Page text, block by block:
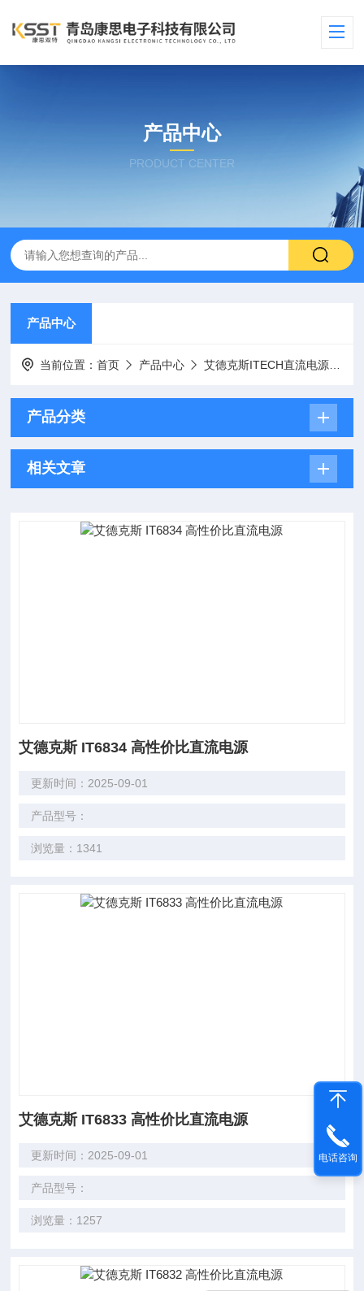
产品中心
PRODUCT CENTER
产品中心
当前位置：首页 产品中心 艾德克斯ITECH直流电源
产品分类
相关文章
艾德克斯 IT6834 高性价比直流电源
更新时间：2025-09-01
产品型号：
浏览量：1341
艾德克斯 IT6833 高性价比直流电源
更新时间：2025-09-01
产品型号：
浏览量：1257
电话咨询